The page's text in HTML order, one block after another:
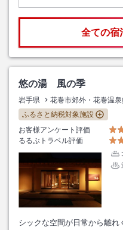
全ての宿
悠の湯 風の季
岩手県 花巻市郊外・花巻温
ふるさと納税対象施設
お客様アンケート評価
るるぶトラベル評価
シックな空間が日常から離